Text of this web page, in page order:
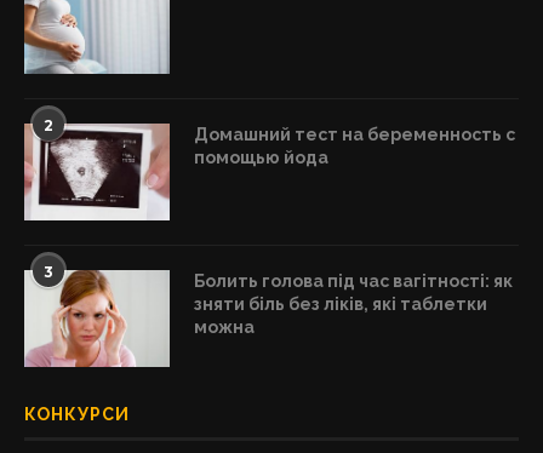
2
Домашний тест на беременность с
помощью йода
3
Болить голова під час вагітності: як
зняти біль без ліків, які таблетки
можна
КОНКУРСИ